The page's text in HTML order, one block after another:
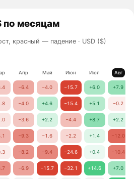
по месяцам
красный — падение · USD ($)
Апр Май Июн Июл Авг
−6.4 −4.0 −15.7 +6.0 +7.9
−4.0 +4.6 −15.4 +5.1 −0.2
−3.6 +2.2 −4.4 +8.7 +2.2
−9.3 −1.6 −2.2 +1.4 −12.0
−8.2 −9.4 −24.6 +0.4 −10.4
−6.9 −15.7 −32.1 +14.6 +7.0